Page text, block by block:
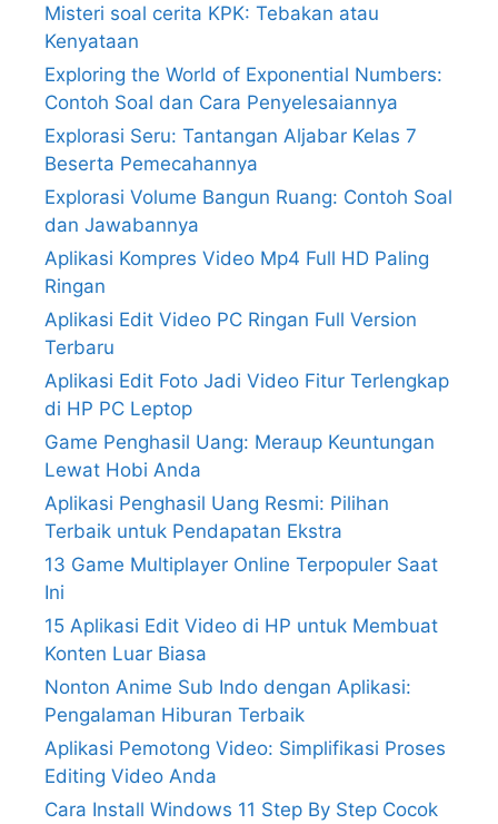
Misteri soal cerita KPK: Tebakan atau
Kenyataan
Exploring the World of Exponential Numbers:
Contoh Soal dan Cara Penyelesaiannya
Explorasi Seru: Tantangan Aljabar Kelas 7
Beserta Pemecahannya
Explorasi Volume Bangun Ruang: Contoh Soal
dan Jawabannya
Aplikasi Kompres Video Mp4 Full HD Paling
Ringan
Aplikasi Edit Video PC Ringan Full Version
Terbaru
Aplikasi Edit Foto Jadi Video Fitur Terlengkap
di HP PC Leptop
Game Penghasil Uang: Meraup Keuntungan
Lewat Hobi Anda
Aplikasi Penghasil Uang Resmi: Pilihan
Terbaik untuk Pendapatan Ekstra
13 Game Multiplayer Online Terpopuler Saat
Ini
15 Aplikasi Edit Video di HP untuk Membuat
Konten Luar Biasa
Nonton Anime Sub Indo dengan Aplikasi:
Pengalaman Hiburan Terbaik
Aplikasi Pemotong Video: Simplifikasi Proses
Editing Video Anda
Cara Install Windows 11 Step By Step Cocok